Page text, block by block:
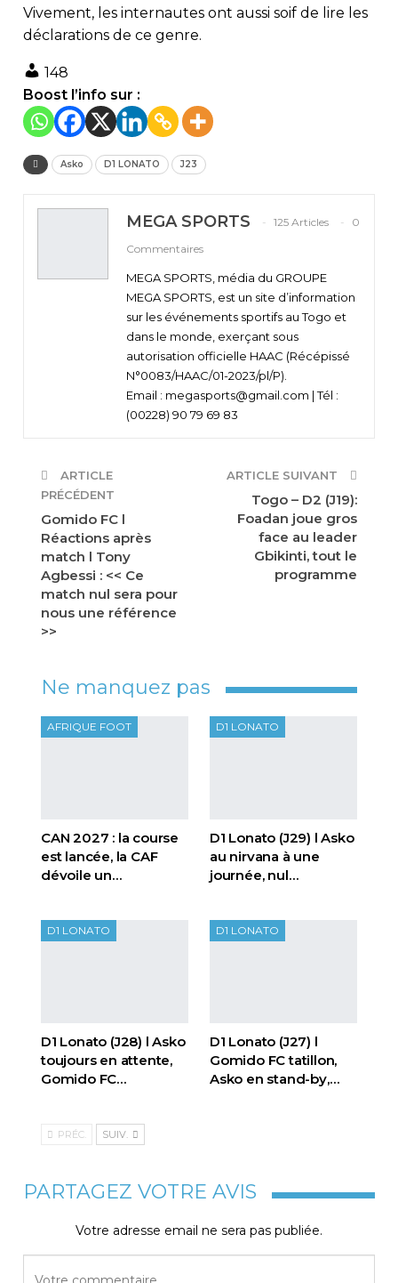
Vivement, les internautes ont aussi soif de lire les
déclarations de ce genre.
148
Boost l’info sur :
Asko D1 LONATO J23
MEGA SPORTS 125 Articles
0
Commentaires
MEGA SPORTS, média du GROUPE
MEGA SPORTS, est un site d’information
sur les événements sportifs au Togo et
dans le monde, exerçant sous
autorisation officielle HAAC (Récépissé
N°0083/HAAC/01-2023/pl/P).
Email : megasports@gmail.com | Tél :
(00228) 90 79 69 83
ARTICLE
PRÉCÉDENT
Gomido FC l
Réactions après
match l Tony
Agbessi : << Ce
match nul sera pour
nous une référence
>>
ARTICLE SUIVANT
Togo – D2 (J19):
Foadan joue gros
face au leader
Gbikinti, tout le
programme
Ne manquez pas
AFRIQUE FOOT
CAN 2027 : la course
est lancée, la CAF
dévoile un…
D1 LONATO
D1 Lonato (J29) l Asko
au nirvana à une
journée, nul…
D1 LONATO
D1 Lonato (J28) l Asko
toujours en attente,
Gomido FC…
D1 LONATO
D1 Lonato (J27) l
Gomido FC tatillon,
Asko en stand-by,…
PRÉC. SUIV.
PARTAGEZ VOTRE AVIS
Votre adresse email ne sera pas publiée.